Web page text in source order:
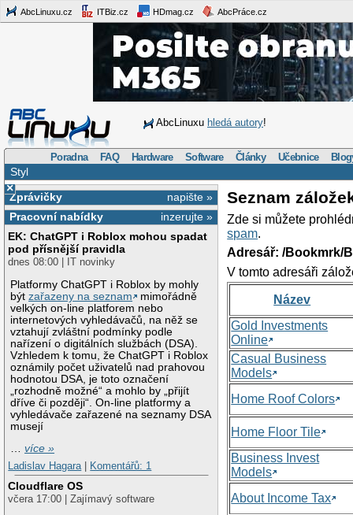
AbcLinuxu.cz ITBiz.cz HDmag.cz AbcPráce.cz
AbcLinuxu hledá autory!
Poradna FAQ Hardware Software Články Učebnice
Styl
×
napište »
Zprávičky
inzerujte »
Pracovní nabídky
EK: ChatGPT i Roblox mohou spadat
pod přísnější pravidla
dnes 08:00 | IT novinky
Platformy ChatGPT i Roblox by mohly
býtzařazeny na seznam
mimořádně
velkých on-line platforem nebo
internetových vyhledávačů, na něž se
vztahují zvláštní podmínky podle
nařízení o digitálních službách (DSA).
Vzhledem k tomu, že ChatGPT i Roblox
oznámily počet uživatelů nad prahovou
hodnotou DSA, je toto označení
„rozhodně možné“ a mohlo by „přijít
dříve či později“. On-line platformy a
vyhledávače zařazené na seznamy DSA
musejí
…více »
Ladislav Hagara
Komentářů: 1
Cloudflare OS
včera 17:00 | Zajímavý software
Seznam
Zde si můžete
spam.
Adresář: /Bookmrk/
V tomto adresáři
Název
Gold Investments
Online
Casual Business
Models
Home Roof Colors
Home Floor Tile
Business Invest
Models
About Income Tax